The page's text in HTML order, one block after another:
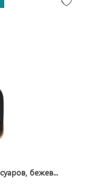
Набор инструментов Декер, 25 аксессуаров, бежевый